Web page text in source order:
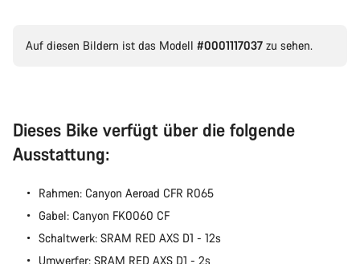
Auf diesen Bildern ist das Modell #0001117037 zu sehen.
Dieses Bike verfügt über die folgende
Ausstattung:
Rahmen: Canyon Aeroad CFR R065
Gabel: Canyon FK0060 CF
Schaltwerk: SRAM RED AXS D1 - 12s
Umwerfer: SRAM RED AXS D1 - 2s